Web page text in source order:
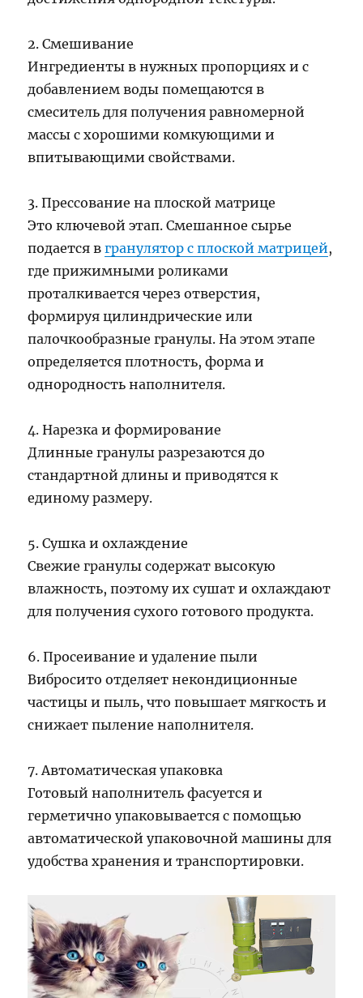
2. Смешивание
Ингредиенты в нужных пропорциях и с
добавлением воды помещаются в
смеситель для получения равномерной
массы с хорошими комкующими и
впитывающими свойствами.
3. Прессование на плоской матрице
Это ключевой этап. Смешанное сырье
подается вгранулятор с плоской матрицей,
где прижимными роликами
проталкивается через отверстия,
формируя цилиндрические или
палочкообразные гранулы. На этом этапе
определяется плотность, форма и
однородность наполнителя.
4. Нарезка и формирование
Длинные гранулы разрезаются до
стандартной длины и приводятся к
единому размеру.
5. Сушка и охлаждение
Свежие гранулы содержат высокую
влажность, поэтому их сушат и охлаждают
для получения сухого готового продукта.
6. Просеивание и удаление пыли
Вибросито отделяет некондиционные
частицы и пыль, что повышает мягкость и
снижает пыление наполнителя.
7. Автоматическая упаковка
Готовый наполнитель фасуется и
герметично упаковывается с помощью
автоматической упаковочной машины для
удобства хранения и транспортировки.